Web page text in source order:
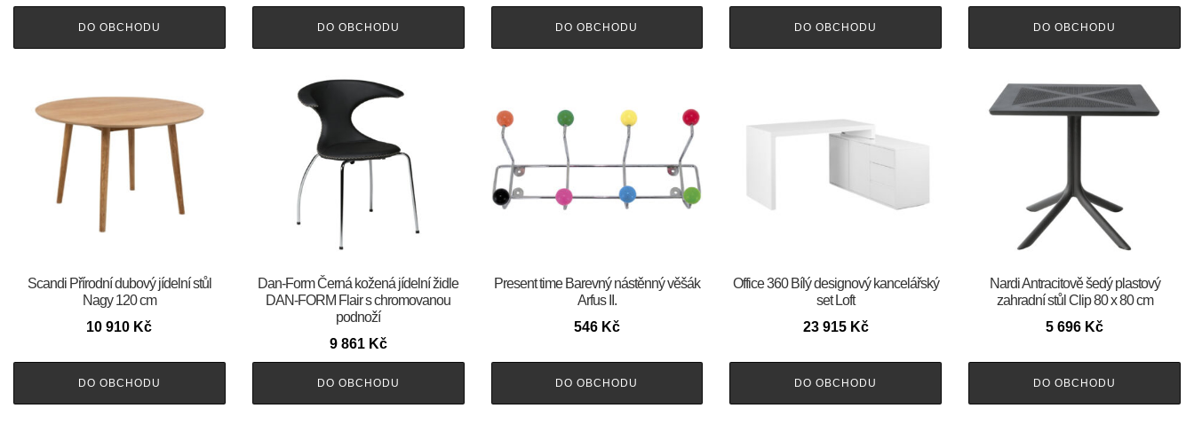
DO OBCHODU DO OBCHODU DO OBCHODU DO OBCHODU DO OBCHODU
Scandi Přírodní dubový jídelní stůl
Nagy 120 cm
10 910 Kč
DO OBCHODU
​​​​​Dan-Form Černá kožená jídelní židle
DAN-FORM Flair s chromovanou
podnoží
9 861 Kč
DO OBCHODU
Present time Barevný nástěnný věšák
Arfus II.
546 Kč
DO OBCHODU
Office 360 Bílý designový kancelářský
set Loft
23 915 Kč
DO OBCHODU
Nardi Antracitově šedý plastový
zahradní stůl Clip 80 x 80 cm
5 696 Kč
DO OBCHODU